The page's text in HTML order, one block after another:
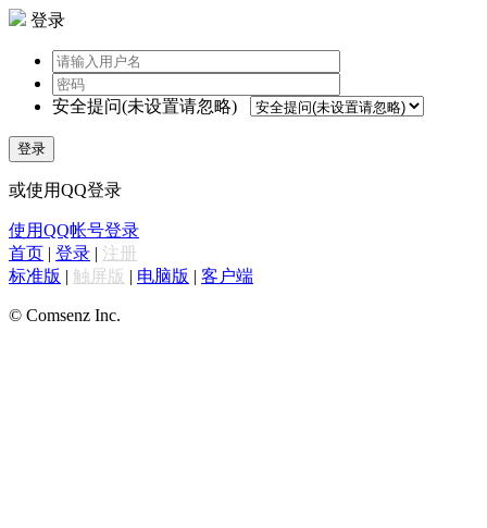
登录
安全提问(未设置请忽略)
登录
或使用QQ登录
使用QQ帐号登录
首页 | 登录 | 注册
标准版 | 触屏版 | 电脑版 | 客户端
© Comsenz Inc.